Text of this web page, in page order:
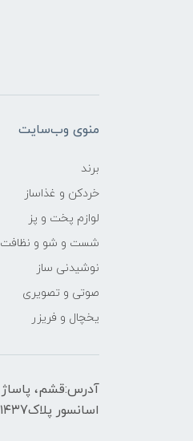
منوی وب‌سایت
برند
خردکن و غذاساز
لوازم پخت و پز
شست و شو و نظافت
نوشیدنی ساز
صوتی و تصویری
یخچال و فریزر
اسانسور پلاک۱۴۳7 دنیای جهاز